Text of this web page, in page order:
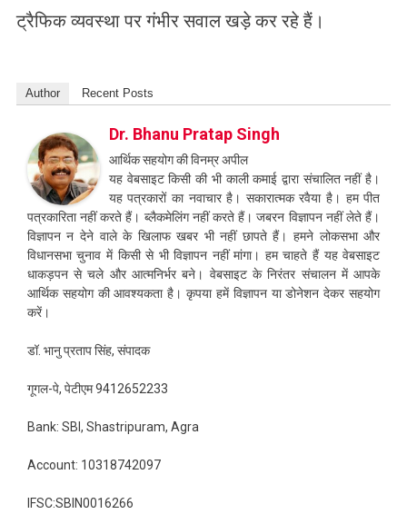
ट्रैफिक व्यवस्था पर गंभीर सवाल खड़े कर रहे हैं।
Author Recent Posts
Dr. Bhanu Pratap Singh
आर्थिक सहयोग की विनम्र अपील
यह वेबसाइट किसी की भी काली कमाई द्वारा संचालित नहीं है।
यह पत्रकारों का नवाचार है। सकारात्मक रवैया है। हम पीत
पत्रकारिता नहीं करते हैं। ब्लैकमेलिंग नहीं करते हैं। जबरन विज्ञापन नहीं लेते हैं।
विज्ञापन न देने वाले के खिलाफ खबर भी नहीं छापते हैं। हमने लोकसभा और
विधानसभा चुनाव में किसी से भी विज्ञापन नहीं मांगा। हम चाहते हैं यह वेबसाइट
धाकड़पन से चले और आत्मनिर्भर बने। वेबसाइट के निरंतर संचालन में आपके
आर्थिक सहयोग की आवश्यकता है। कृपया हमें विज्ञापन या डोनेशन देकर सहयोग
करें।
डॉ. भानु प्रताप सिंह, संपादक
गूगल-पे, पेटीएम 9412652233
Bank: SBI, Shastripuram, Agra
Account: 10318742097
IFSC:SBIN0016266